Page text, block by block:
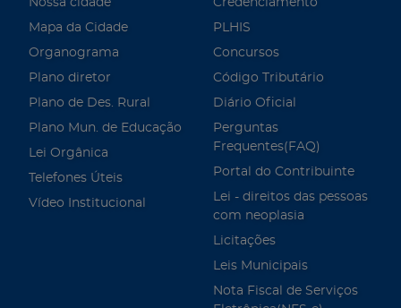
Mapa da Cidade
Organograma
Plano diretor
Plano de Des. Rural
Plano Mun. de Educação
Lei Orgânica
Telefones Úteis
Vídeo Institucional
PLHIS
Concursos
Código Tributário
Diário Oficial
Perguntas
Frequentes(FAQ)
Portal do Contribuinte
Lei - direitos das pessoas
com neoplasia
Licitações
Leis Municipais
Nota Fiscal de Serviços